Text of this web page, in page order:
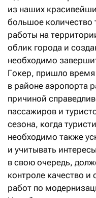
из наших
большое количество
работы на
облик города и
необходимо
Гокер, пришло
в районе аэропорта
причиной
пассажиров и
сезона, когда
необходимо также
и учитывать
в свою очередь,
контроле качество
работ по